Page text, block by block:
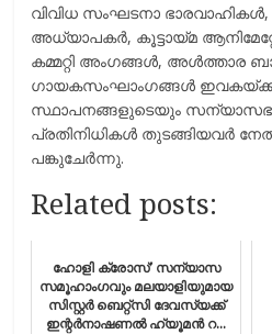
വിവിധ സംഘടനാ
അധ്യാപകര്‍, കൂട്ടായ്മ
കമ്മറ്റി അംഗങ്ങള്‍, അള്‍ത്താര
ഗായകസംഘാംഗങ്ങള്‍
സ്ഥാപനങ്ങളുടെയും
പ്രതിനിധികള്‍ തുടങ്ങിയവര്‍
പങ്കുചേര്‍ന്നു.
Related posts:
ഹോളി ക്രോസ്’ സന്യാസ
സമൂഹാംഗവും മലയാളിയുമായ
സിസ്റ്റര്‍ ബെറ്റ്സി ദേവസ്യക്ക്‌
ഇന്റര്‍നാഷണല്‍ ഹ്യൂമന്‍ റ...